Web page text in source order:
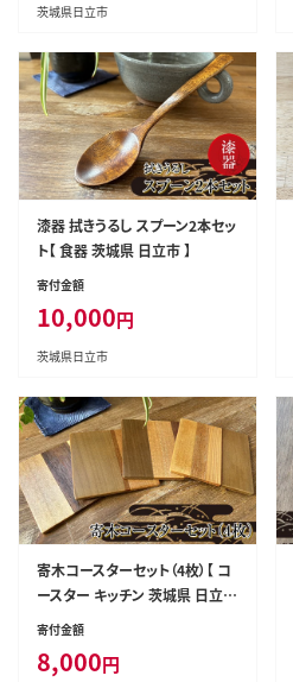
茨城県日立市
漆器 拭きうるし スプーン2本セッ
ト【 食器 茨城県 日立市 】
寄付金額
10,000円
茨城県日立市
寄木コースターセット（4枚）【 コ
ースター キッチン 茨城県 日立
市 】
寄付金額
8,000円